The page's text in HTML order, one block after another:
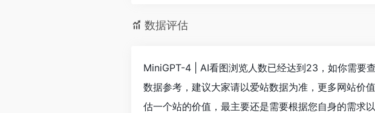
数据评估
MiniGPT-4 | AI看图浏览人数已经达到23，如你需要
数据参考，建议大家请以爱站数据为准，更多网站价
估一个站的价值，最主要还是需要根据您自身的需求